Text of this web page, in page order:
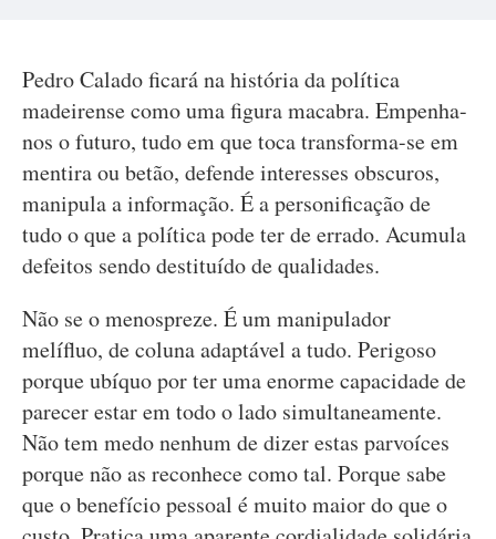
Pedro Calado ficará na história da política
madeirense como uma figura macabra. Empenha-
nos o futuro, tudo em que toca transforma-se em
mentira ou betão, defende interesses obscuros,
manipula a informação. É a personificação de
tudo o que a política pode ter de errado. Acumula
defeitos sendo destituído de qualidades.
Não se o menospreze. É um manipulador
melífluo, de coluna adaptável a tudo. Perigoso
porque ubíquo por ter uma enorme capacidade de
parecer estar em todo o lado simultaneamente.
Não tem medo nenhum de dizer estas parvoíces
porque não as reconhece como tal. Porque sabe
que o benefício pessoal é muito maior do que o